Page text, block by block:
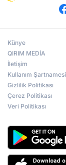
Künye
QIRIM MEDİA
İletişim
Kullanım Şartnamesi
Gizlilik Politikası
Çerez Politikası
Veri Politikası